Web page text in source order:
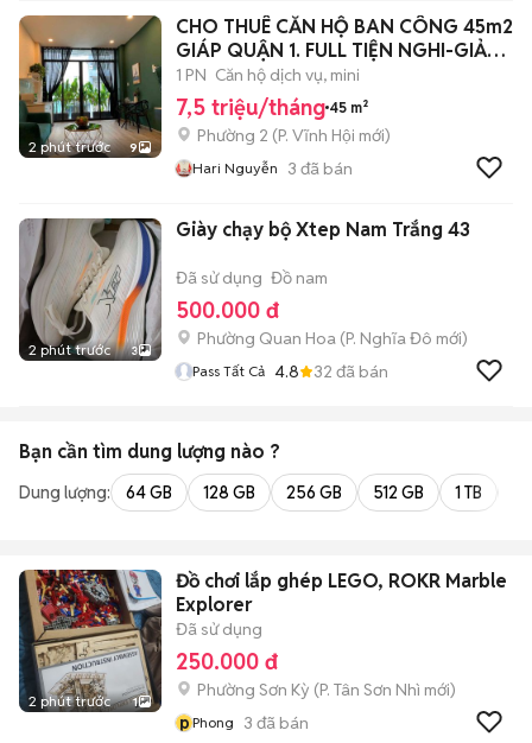
2 phút trước 9
CHO THUÊ CĂN HỘ BAN CÔNG 45m2
GIÁP QUẬN 1. FULL TIỆN NGHI-GIẢM
500k/Th
1 PN Căn hộ dịch vụ, mini
7,5 triệu/tháng 45 m²
Phường 2 (P. Vĩnh Hội mới)
Hari Nguyễn 3 đã bán
2 phút trước 3
Giày chạy bộ Xtep Nam Trắng 43
Đã sử dụng Đồ nam
500.000 đ
Phường Quan Hoa (P. Nghĩa Đô mới)
Pass Tất Cả 4.8 32 đã bán
Bạn cần tìm dung lượng nào ?
Dung lượng: 64 GB 128 GB 256 GB 512 GB 1 TB
2 phút trước 1
Đồ chơi lắp ghép LEGO, ROKR Marble
Explorer
Đã sử dụng
250.000 đ
Phường Sơn Kỳ (P. Tân Sơn Nhì mới)
pPhong 3 đã bán